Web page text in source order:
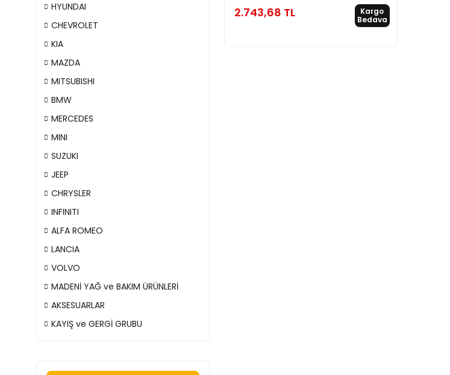
HYUNDAI
CHEVROLET
KIA
MAZDA
MITSUBISHI
BMW
MERCEDES
MINI
SUZUKI
JEEP
CHRYSLER
INFINITI
ALFA ROMEO
LANCIA
VOLVO
MADENİ YAĞ ve BAKIM ÜRÜNLERİ
AKSESUARLAR
KAYIŞ ve GERGİ GRUBU
2.743,68 TL
Kargo
Bedava